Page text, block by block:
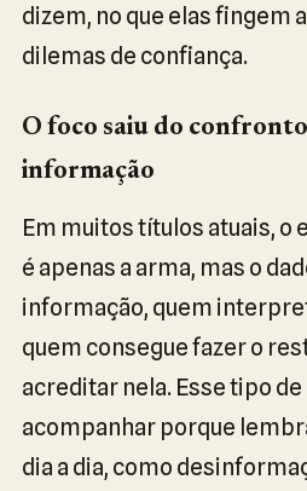
dizem, no que elas fingem
dilemas de confiança.
O foco saiu do
informação
Em muitos títulos atuais, o
é apenas a arma, mas o
informação, quem
quem consegue fazer o
acreditar nela. Esse tipo
acompanhar porque
dia a dia, como